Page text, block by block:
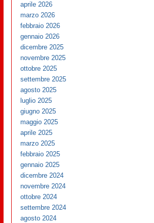
aprile 2026
marzo 2026
febbraio 2026
gennaio 2026
dicembre 2025
novembre 2025
ottobre 2025
settembre 2025
agosto 2025
luglio 2025
giugno 2025
maggio 2025
aprile 2025
marzo 2025
febbraio 2025
gennaio 2025
dicembre 2024
novembre 2024
ottobre 2024
settembre 2024
agosto 2024